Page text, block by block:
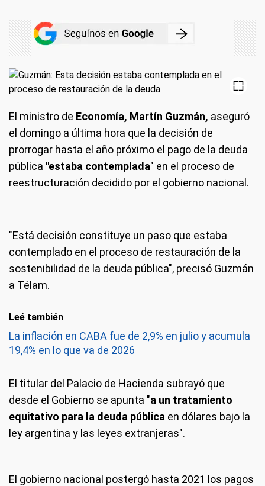
El ministro de Economía, Martín Guzmán, aseguró
el domingo a última hora que la decisión de
prorrogar hasta el año próximo el pago de la deuda
pública "estaba contemplada" en el proceso de
reestructuración decidido por el gobierno nacional.
"Está decisión constituye un paso que estaba
contemplado en el proceso de restauración de la
sostenibilidad de la deuda pública", precisó Guzmán
a Télam.
Leé también
La inflación en CABA fue de 2,9% en julio y acumula
19,4% en lo que va de 2026
El titular del Palacio de Hacienda subrayó que
desde el Gobierno se apunta "a un tratamiento
equitativo para la deuda pública en dólares bajo la
ley argentina y las leyes extranjeras".
El gobierno nacional postergó hasta 2021 los pagos